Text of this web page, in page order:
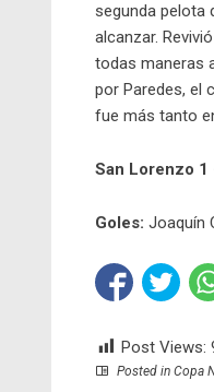
segunda pelota
alcanzar.
todas maneras
por Paredes, el
fue más tanto
San Lorenzo 1
Goles: Joaquín
Post Views:
Posted in Copa